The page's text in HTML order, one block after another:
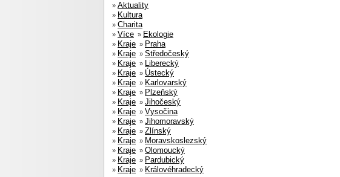
» Aktuality
» Kultura
» Charita
» Více » Ekologie
» Kraje » Praha
» Kraje » Středočeský
» Kraje » Liberecký
» Kraje » Ústecký
» Kraje » Karlovarský
» Kraje » Plzeňský
» Kraje » Jihočeský
» Kraje » Vysočina
» Kraje » Jihomoravský
» Kraje » Zlínský
» Kraje » Moravskoslezský
» Kraje » Olomoucký
» Kraje » Pardubický
» Kraje » Královéhradecký